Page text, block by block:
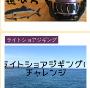
ライトショアジギング